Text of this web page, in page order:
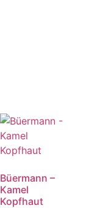
Büermann –
Kamel
Kopfhaut